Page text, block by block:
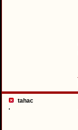
tahac